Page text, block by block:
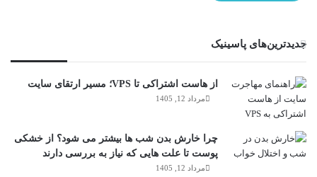
جدیدترین‌های پاسینیک
از هاست اشتراکی تا VPS؛ مسیر ارتقای سایت
مرداد 12, 1405
چرا خارش بدن شب ها بیشتر می شود؟ از خشکی
پوست تا علت هایی که نیاز به بررسی دارند
مرداد 12, 1405